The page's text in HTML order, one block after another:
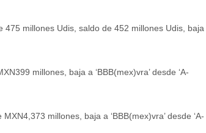
millones Udis, saldo de 452 millones Udis, baja
millones, baja a ‘BBB(mex)vra’ desde ‘A-
millones, baja a ‘BBB(mex)vra’ desde ‘A-